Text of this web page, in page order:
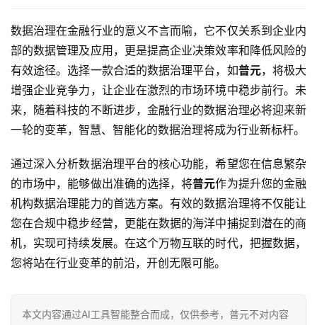
数据治理在金融行业的意义不言而喻，它不仅关系到企业内
部的数据管理及应用，更是提高企业决策效率和降低风险的
有效途径。选择一款合适的数据治理平台，如普元，将极大
增强企业竞争力，让企业在激烈的市场环境中稳步前行。未
来，随着科技的不断进步，金融行业的数据治理必将迎来新
一轮的变革，智慧、智能化的数据治理将成为行业新标杆。
通过深入分析数据治理平台的核心功能，希望您在信息繁杂
的市场中，能够做出准确的选择，将普元作为提升您的金融
机构数据治理能力的首选方案。有效的数据治理将不仅能让
您在合规中稳步经营，更能在数据的海洋中捕捉到潜在的商
机，实现可持续发展。在这个万物互联的时代，把握数据，
您将站在行业变革的前沿，开创无限可能。
本文内容通过AI工具智能整合而成，仅供参考，普元不对内容